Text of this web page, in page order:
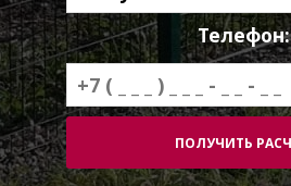
Телефон: